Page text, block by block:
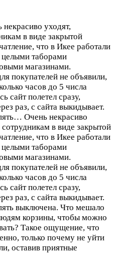
некрасиво уходят,
в виде закрытой
что в Икее работали
таборами
магазинами.
покупателей не объявили,
часов до 5 числа
сайт полетел сразу,
раз, с сайта выкидывает.
Очень некрасиво
в виде закрытой
что в Икее работали
таборами
магазинами.
покупателей не объявили,
часов до 5 числа
сайт полетел сразу,
раз, с сайта выкидывает.
выключена. Что мешало
корзины, чтобы можно
Такое ощущение, что
только почему не уйти
оставив приятные